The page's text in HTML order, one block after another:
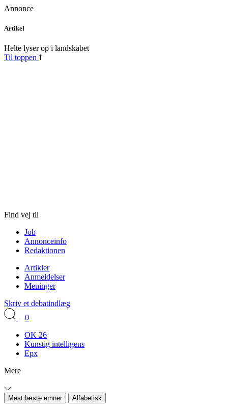
Annonce
Skip
content
Artikel
Helte lyser op i landskabet
Til toppen
Find vej til
Job
Annonceinfo
Redaktionen
Artikler
Anmeldelser
Meninger
Skriv et debatindlæg
0
OK 26
Kunstig intelligens
Epx
Mere
Mest læste emner Alfabetisk